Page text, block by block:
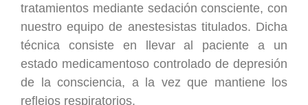
tratamientos mediante sedación consciente, con
nuestro equipo de anestesistas titulados. Dicha
técnica consiste en llevar al paciente a un
estado medicamentoso controlado de depresión
de la consciencia, a la vez que mantiene los
reflejos respiratorios.